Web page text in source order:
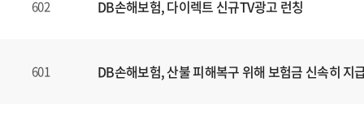
602 DB손해보험, 다이렉트 신규TV광고 런칭
601 DB손해보험, 산불 피해복구 위해 보험금 신속히 지